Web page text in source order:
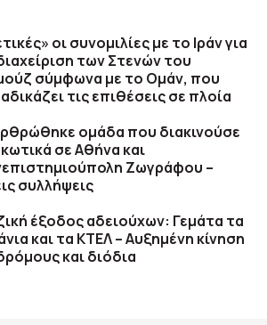
οι συνομιλίες με το Ιράν για
των Στενών του
σύμφωνα με το Ομάν, που
τις επιθέσεις σε πλοία
ομάδα που διακινούσε
σε Αθήνα και
Ζωγράφου –
συλλήψεις
έξοδος αδειούχων: Γεμάτα τα
και τα ΚΤΕΛ – Αυξημένη κίνηση
και διόδια